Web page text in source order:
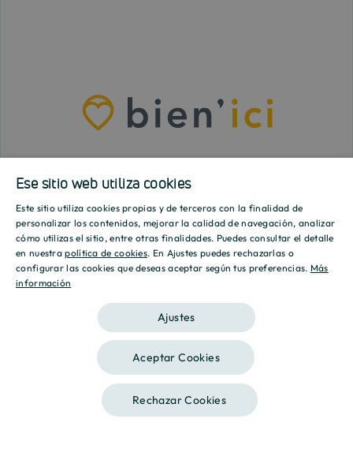
Tipologías Llámanos
SPANISH
ENGLISH
Ese sitio web utiliza cookies
Este sitio utiliza cookies propias y de terceros con la finalidad de
personalizar los contenidos, mejorar la calidad de navegación, analizar
cómo utilizas el sitio, entre otras finalidades. Puedes consultar el detalle
en nuestrapolítica de cookies. En Ajustes puedes rechazarlas o
configurar las cookies que deseas aceptar según tus preferencias. Más
información
Ajustes
Aceptar Cookies
Rechazar Cookies